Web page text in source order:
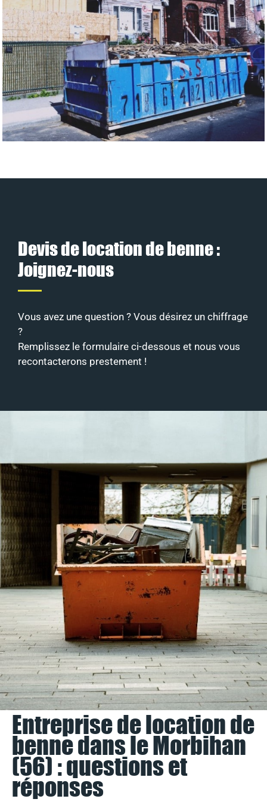
Devis de location de benne :
Joignez-nous
Vous avez une question ? Vous désirez un chiffrage
?
Remplissez le formulaire ci-dessous et nous vous
recontacterons prestement !
Entreprise de location de
benne dans le Morbihan
(56) : questions et
réponses